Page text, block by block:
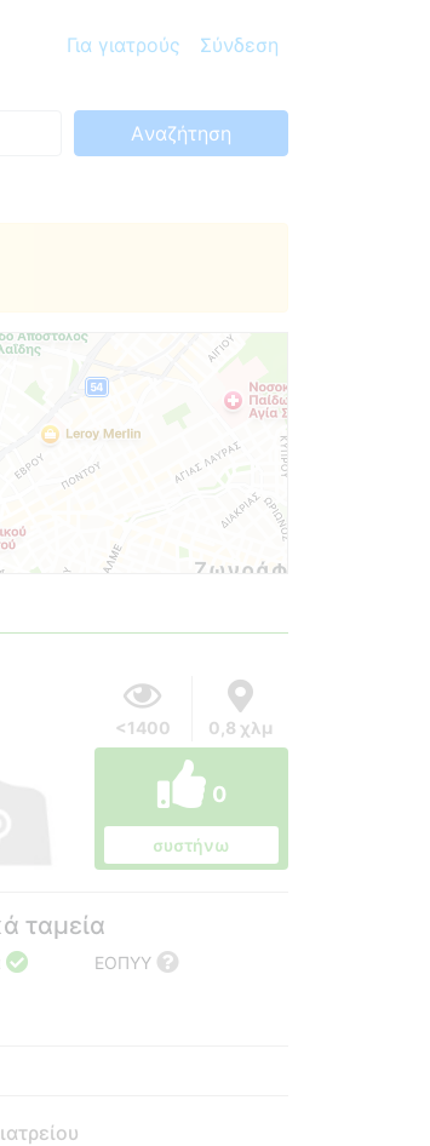
Για γιατρούς Σύνδεση
Aναζήτηση
<1400 0,8 χλμ
0
συστήνω
ταμεία
ΕΟΠΥΥ